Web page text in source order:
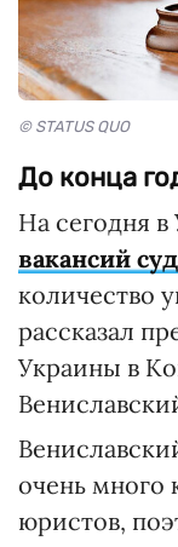
© STATUS QUO
До конца
На сегодня
вакансий
количество
рассказал
Украины в
очень много
юристов,